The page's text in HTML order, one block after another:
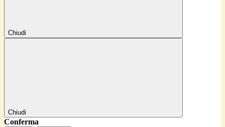
Chiudi
Chiudi
Conferma